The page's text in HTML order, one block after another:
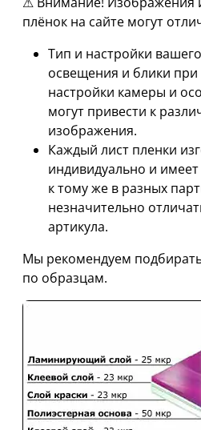
плёнок на сайте могут
Тип и настройки
освещения и блики
настройки камеры и
могут привести к
изображения.
Каждый лист пленки
индивидуально и
к тому же в разных
незначительно
артикула.
Мы рекомендуем
по образцам.